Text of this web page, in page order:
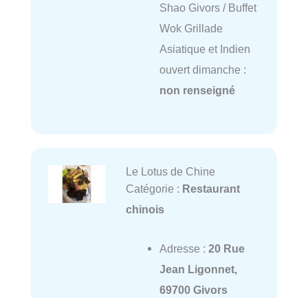
Shao Givors / Buffet
Wok Grillade
Asiatique et Indien
ouvert dimanche :
non renseigné
Le Lotus de Chine
Catégorie : Restaurant
chinois
Adresse : 20 Rue
Jean Ligonnet,
69700 Givors